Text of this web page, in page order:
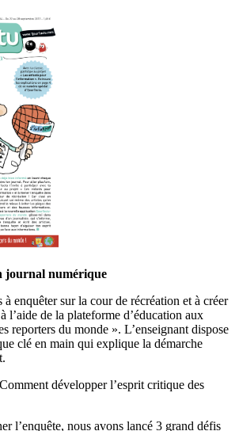
journal numérique
enquêter sur la cour de récréation et à créer
l’aide de la plateforme d’éducation aux
reporters du monde ». L’enseignant dispose
clé en main qui explique la démarche
développer l’esprit critique des
l’enquête, nous avons lancé 3 grand défis